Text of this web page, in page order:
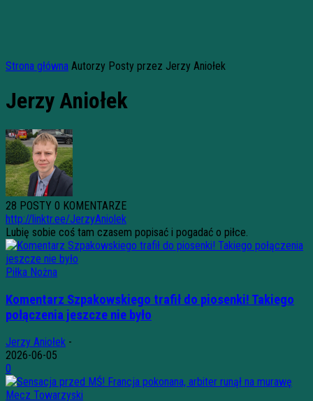
Strona główna Autorzy Posty przez Jerzy Aniołek
Jerzy Aniołek
28 POSTY 0 KOMENTARZE
http://linktr.ee/JerzyAniolek
Lubię sobie coś tam czasem popisać i pogadać o piłce.
Piłka Nożna
Komentarz Szpakowskiego trafił do piosenki! Takiego
połączenia jeszcze nie było
Jerzy Aniołek -
2026-06-05
0
Mecz Towarzyski